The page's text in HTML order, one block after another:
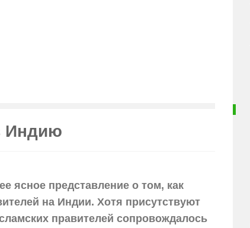
Индию
ясное представление о том, как
на Индии. Хотя присутствуют
правителей сопровождалось